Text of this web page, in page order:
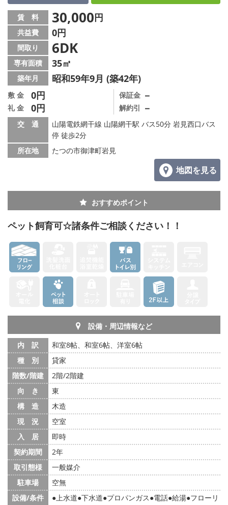
地域から探す
地図から探す
スタッフ紹介
スタッフ募集中
店舗情報·アクセス
メールでお問い合わせ
賃 料 30,000円
共益費 0円
間取り 6DK
専有面積 35㎡
築年月 昭和59年9月 (築42年)
敷 金 0円
礼 金 0円
保証金 －
解約引 －
交 通
山陽電鉄網干線 山陽網干駅 バス50分 岩見西口バス
停 徒歩2分
所在地
たつの市御津町岩見
地図を見る
おすすめポイント
ペット飼育可☆諸条件ご相談ください！！
設備・周辺情報など
内 訳
和室8帖、和室6帖、洋室6帖
種 別
貸家
階数/階建
2階/2階建
向 き
東
構 造
木造
現 況
空室
入 居
即時
契約期間
2年
取引態様
一般媒介
駐車場
空無
設備/条件
上水道 下水道 プロパンガス 電話 給湯 フローリ